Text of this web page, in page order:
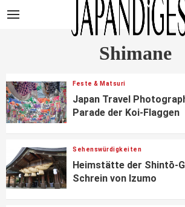
Shimane
Feste & Matsuri
Japan Travel
Parade der Koi-Flaggen
Sehenswürdigkeiten
Heimstätte der Shintō-
Schrein von Izumo